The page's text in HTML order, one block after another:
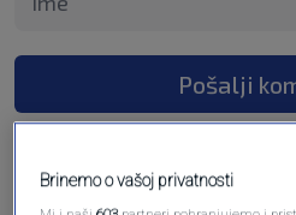
Pošalji
Brinemo o vašoj privatnosti